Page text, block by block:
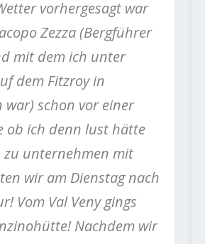
vorhergesagt war
Zezza (Bergführer
mit dem ich unter
dem Fitzroy in
war) schon vor einer
ob ich denn lust hätte
zu unternehmen mit
wir am Dienstag nach
Vom Val Veny gings
Nachdem wir